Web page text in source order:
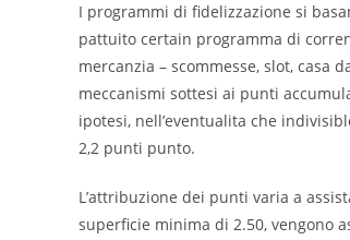
I programmi di fidelizzazione si
pattuito certain programma di
mercanzia – scommesse, slot, casa
meccanismi sottesi ai punti
ipotesi, nell’eventualita che
2,2 punti punto.
L’attribuzione dei punti varia a
superficie minima di 2.50, vengono